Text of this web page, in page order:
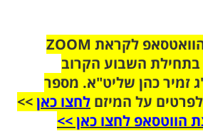
הצטרפו לקבוצת הוואטסאפ לקראת ZOOM
השבוע הקרוב
זמיר כהן שליט"א. מספר
על המיזם לחצו כאן>>
הווטסאפ לחצו כאן >>